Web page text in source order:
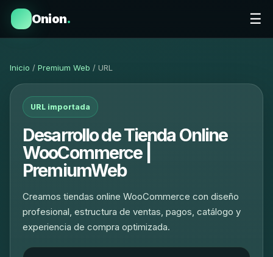
Onion. ☰
Inicio / Premium Web / URL
URL importada
Desarrollo de Tienda Online
WooCommerce |
PremiumWeb
Creamos tiendas online WooCommerce con diseño
profesional, estructura de ventas, pagos, catálogo y
experiencia de compra optimizada.